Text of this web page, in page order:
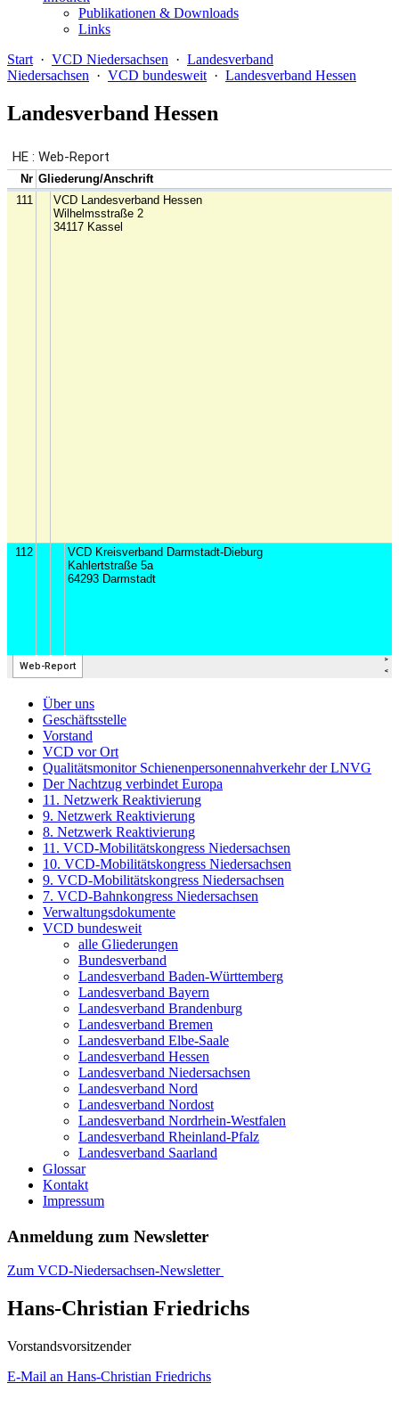
Publikationen & Downloads
Links
Start · VCD Niedersachsen · Landesverband
Niedersachsen · VCD bundesweit · Landesverband Hessen
Landesverband Hessen
Über uns
Geschäftsstelle
Vorstand
VCD vor Ort
Qualitätsmonitor Schienenpersonennahverkehr der LNVG
Der Nachtzug verbindet Europa
11. Netzwerk Reaktivierung
9. Netzwerk Reaktivierung
8. Netzwerk Reaktivierung
11. VCD-Mobilitätskongress Niedersachsen
10. VCD-Mobilitätskongress Niedersachsen
9. VCD-Mobilitätskongress Niedersachsen
7. VCD-Bahnkongress Niedersachsen
Verwaltungsdokumente
VCD bundesweit
alle Gliederungen
Bundesverband
Landesverband Baden-Württemberg
Landesverband Bayern
Landesverband Brandenburg
Landesverband Bremen
Landesverband Elbe-Saale
Landesverband Hessen
Landesverband Niedersachsen
Landesverband Nord
Landesverband Nordost
Landesverband Nordrhein-Westfalen
Landesverband Rheinland-Pfalz
Landesverband Saarland
Glossar
Kontakt
Impressum
Anmeldung zum Newsletter
Zum VCD-Niedersachsen-Newsletter
Hans-Christian Friedrichs
Vorstandsvorsitzender
E-Mail an Hans-Christian Friedrichs